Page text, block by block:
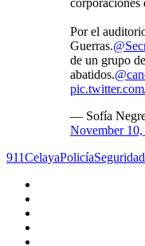
corporaciones
Por el
Guerras.
de un grupo
abatidos.
— Sofía
November 10,
911CelayaPolicíaSeguridad